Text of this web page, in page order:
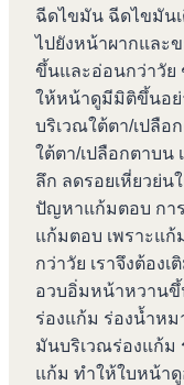
ฉีดไขมัน ฉีดไขมัน
ไปยังหน้าผากและ
ขึ้นและอ่อนกว่าวัย
ให้หน้าดูมีมิติขึ้นอย่
บริเวณใต้ตา/เปลือ
ใต้ตา/เปลือกตาบน
ลึก ลดรอยเหี่ยวย่น
ปัญหาแก้มตอบ กา
แก้มตอบ เพราะแ
กว่าวัย เราจึงต้อง
อวบอิ่มหน้าหวานขึ้
ร่องแก้ม ร่องน้ำห
มันบริเวณร่องแก้ม
แก้ม ทำให้ใบหน้า